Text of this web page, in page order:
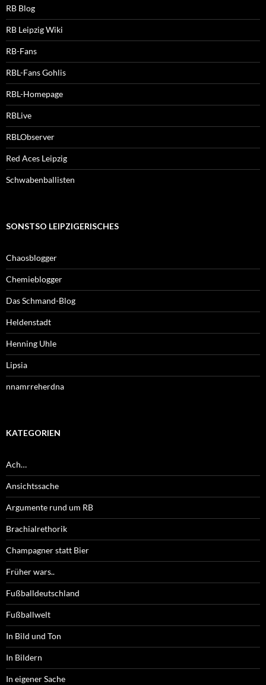
RB Blog
RB Leipzig Wiki
RB-Fans
RBL-Fans Gohlis
RBL-Homepage
RBLive
RBLObserver
Red Aces Leipzig
Schwabenballisten
SONSTSO LEIPZIGERISCHES
Chaosblogger
Chemieblogger
Das Schmand-Blog
Heldenstadt
Henning Uhle
Lipsia
nnamrreherdna
KATEGORIEN
Ach…
Ansichtssache
Argumente rund um RB
Brachialrethorik
Champagner statt Bier
Früher wars..
Fußballdeutschland
Fußballwelt
In Bild und Ton
In Bildern
In eigener Sache